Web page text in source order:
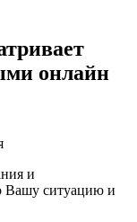
онлайн
и
Вашу ситуацию и